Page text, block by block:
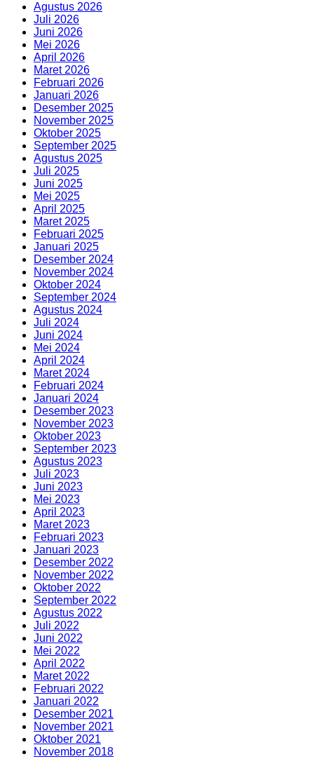
Agustus 2026
Juli 2026
Juni 2026
Mei 2026
April 2026
Maret 2026
Februari 2026
Januari 2026
Desember 2025
November 2025
Oktober 2025
September 2025
Agustus 2025
Juli 2025
Juni 2025
Mei 2025
April 2025
Maret 2025
Februari 2025
Januari 2025
Desember 2024
November 2024
Oktober 2024
September 2024
Agustus 2024
Juli 2024
Juni 2024
Mei 2024
April 2024
Maret 2024
Februari 2024
Januari 2024
Desember 2023
November 2023
Oktober 2023
September 2023
Agustus 2023
Juli 2023
Juni 2023
Mei 2023
April 2023
Maret 2023
Februari 2023
Januari 2023
Desember 2022
November 2022
Oktober 2022
September 2022
Agustus 2022
Juli 2022
Juni 2022
Mei 2022
April 2022
Maret 2022
Februari 2022
Januari 2022
Desember 2021
November 2021
Oktober 2021
November 2018